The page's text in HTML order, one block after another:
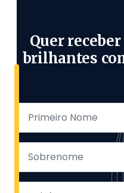
Quer
brilhantes